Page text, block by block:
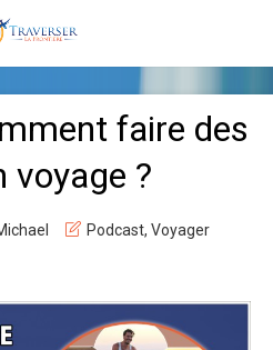
faire des
voyage ?
Podcast, Voyager